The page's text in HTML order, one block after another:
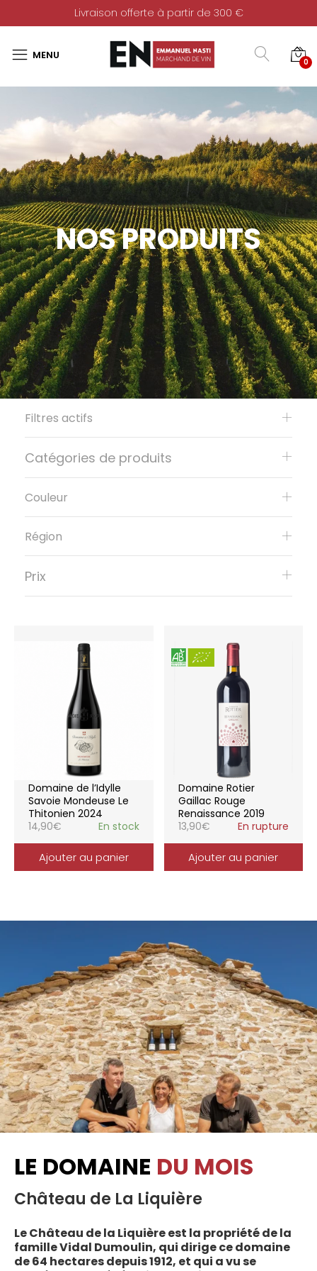
Livraison offerte à partir de 300 €
0
NOS PRODUITS
Domaine de l’Idylle
Savoie Mondeuse Le
Thitonien 2024
14,90€ En stock
Ajouter au panier
Domaine Rotier
Gaillac Rouge
Renaissance 2019
13,90€ En rupture
Ajouter au panier
Filtres actifs
Catégories de produits
Couleur
Région
Prix
LE DOMAINE DU MOIS
Château de La Liquière
Le Château de la Liquière est la propriété de la
famille Vidal Dumoulin, qui dirige ce domaine
de 64 hectares depuis 1912, et qui a vu se